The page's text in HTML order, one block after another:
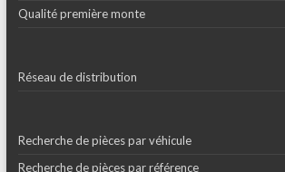
Qualité première monte
Réseau de distribution
Recherche de pièces par véhicule
Recherche de pièces par référence